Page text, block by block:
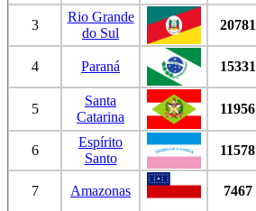
3
Rio Grande
do Sul
20781
4 Paraná 15331
5
Santa
Catarina
11956
6
Espírito
Santo
11578
7 Amazonas 7467